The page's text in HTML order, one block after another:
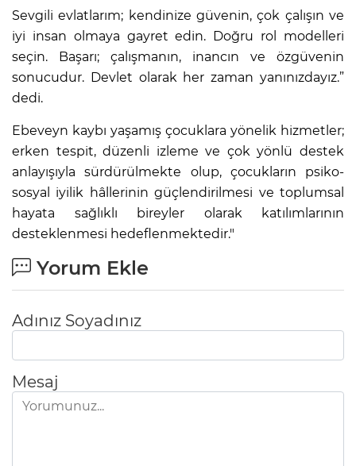
Sevgili evlatlarım; kendinize güvenin, çok çalışın ve
iyi insan olmaya gayret edin. Doğru rol modelleri
seçin. Başarı; çalışmanın, inancın ve özgüvenin
sonucudur. Devlet olarak her zaman yanınızdayız.”
dedi.
Ebeveyn kaybı yaşamış çocuklara yönelik hizmetler;
erken tespit, düzenli izleme ve çok yönlü destek
anlayışıyla sürdürülmekte olup, çocukların psiko-
sosyal iyilik hâllerinin güçlendirilmesi ve toplumsal
hayata sağlıklı bireyler olarak katılımlarının
desteklenmesi hedeflenmektedir."
Yorum Ekle
Adınız Soyadınız
Mesaj